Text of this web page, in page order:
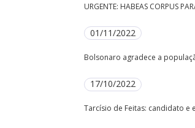
URGENTE: HABEAS CORPUS
01/11/2022
Bolsonaro agradece a
17/10/2022
Tarcísio de Feitas: candidato